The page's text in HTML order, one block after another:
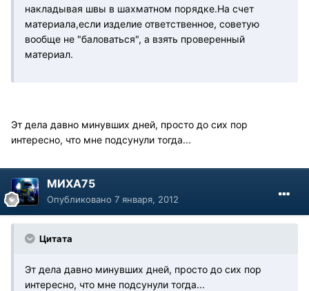
накладывая швы в шахматном порядке.На счет
материала,если изделие ответственное, советую
вообще не "баловаться", а взять проверенный
материал.
Эт дела давно минувших дней, просто до сих пор
интересно, что мне подсунули тогда...
МИХА75
Опубликовано 7 января, 2012
Цитата
Эт дела давно минувших дней, просто до сих пор
интересно, что мне подсунули тогда...